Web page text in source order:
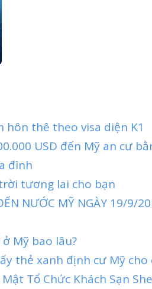
hôn thê theo visa diện K1
USD đến Mỹ an cư
đình
tương lai cho bạn
NƯỚC MỸ NGÀY 19/9/
Mỹ bao lâu?
thẻ xanh định cư Mỹ cho
Tổ Chức Khách Sạn